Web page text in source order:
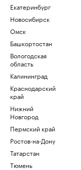
Екатеринбург
Новосибирск
Омск
Башкортостан
Вологодская
область
Калининград
Краснодарский
край
Нижний
Новгород
Пермский край
Ростов-на-Дону
Татарстан
Тюмень